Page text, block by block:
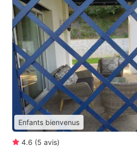
Enfants bienvenus
4.6 (5 avis)